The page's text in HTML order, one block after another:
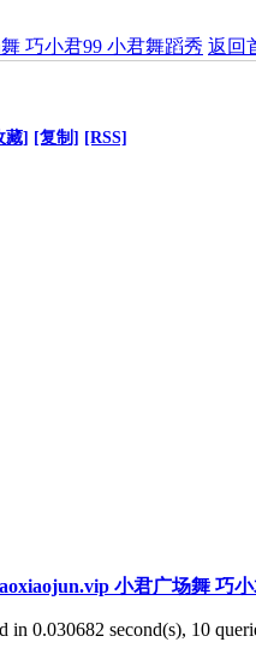
巧小君99 小君舞蹈秀 返回
藏] [复制] [RSS]
小君广场舞 巧
in 0.030682 second(s), 10